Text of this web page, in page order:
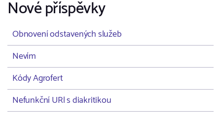
Nové příspěvky
Obnovení odstavených služeb
Nevím
Kódy Agrofert
Nefunkční URl s diakritikou